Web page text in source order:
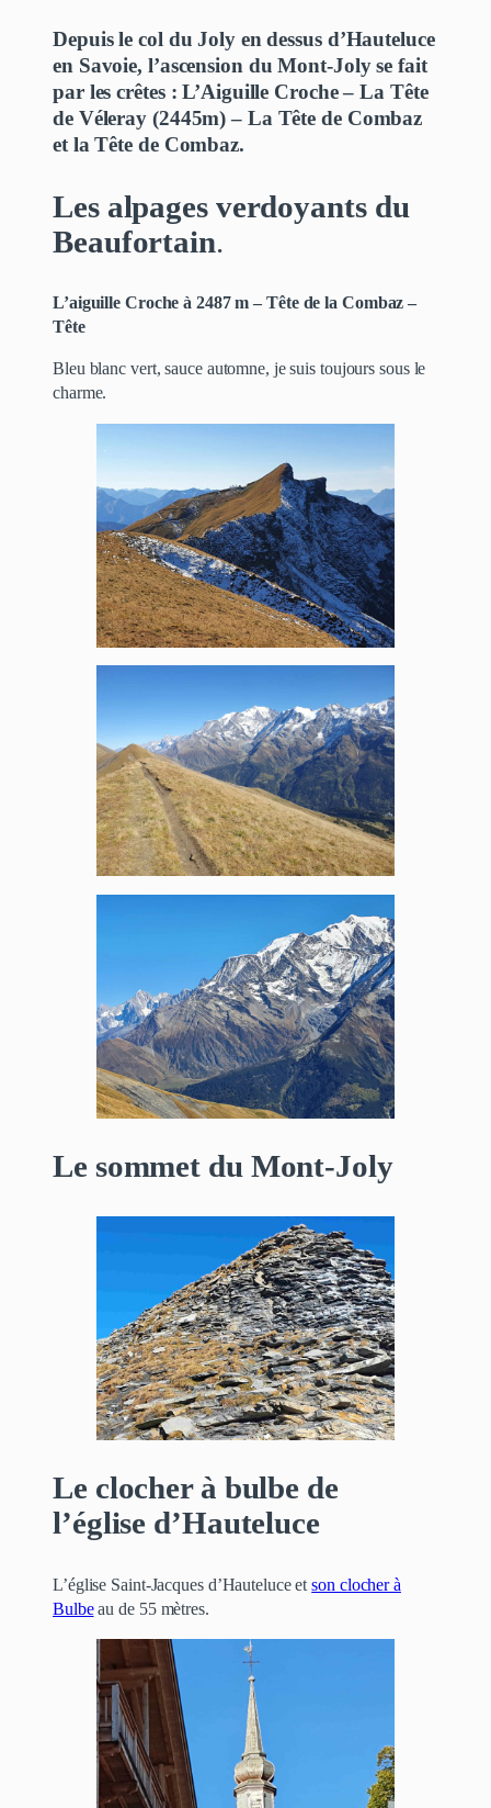
Depuis le col du Joly en dessus d’Hauteluce
en Savoie, l’ascension du Mont-Joly se fait
par les crêtes : L’Aiguille Croche – La Tête
de Véleray (2445m) – La Tête de Combaz
et la Tête de Combaz.
Les alpages verdoyants du
Beaufortain.
L’aiguille Croche à 2487 m – Tête de la Combaz –
Tête
Bleu blanc vert, sauce automne, je suis toujours sous le
charme.
Le sommet du Mont-Joly
Le clocher à bulbe de
l’église d’Hauteluce
L’église Saint-Jacques d’Hauteluce etson clocher à
Bulbeau de 55 mètres.